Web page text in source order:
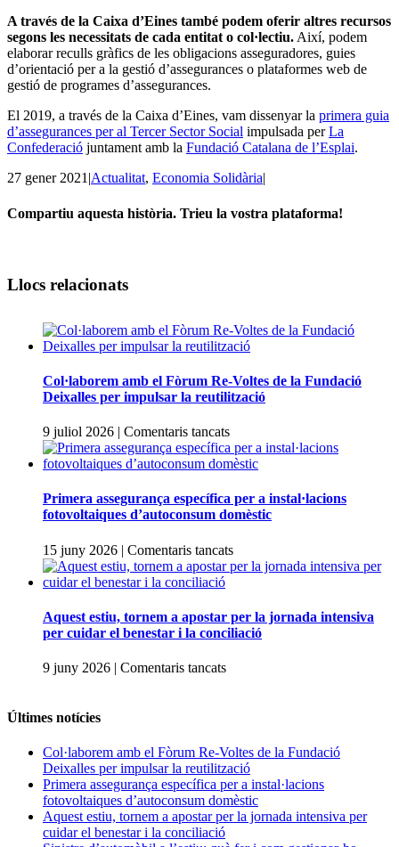
A través de la Caixa d’Eines també podem oferir altres recursos
segons les necessitats de cada entitat o col·lectiu.Així, podem
elaborar reculls gràfics de les obligacions asseguradores, guies
d’orientació per a la gestió d’assegurances o plataformes web de
gestió de programes d’assegurances.
El 2019, a través de la Caixa d’Eines, vam dissenyar la primera guia
d’assegurances per al Tercer Sector Social impulsada perLa
Confederació juntament amb la Fundació Catalana de l’Esplai.
27 gener 2021|Actualitat, Economia Solidària|
Compartiu aquesta història. Trieu la vostra plataforma!
Llocs relacionats
Col·laborem amb el Fòrum Re-Voltes de la Fundació
Deixalles per impulsar la reutilització
9 juliol 2026 | Comentaris tancatsa
Col·laborem
amb
Fòrum
Re-
la
Fundació
impulsar
la
Primera assegurança específica per a instal·lacions
fotovoltaiques d’autoconsum domèstic
15 juny 2026 | Comentaris tancatsa
Primera
per
a
Aquest estiu, tornem a apostar per la jornada intensiva
per cuidar el benestar i la conciliació
9 juny 2026 | Comentaris tancatsa
apostar
per
la
jornada
intensiva
per
cuidar
Últimes notícies
Col·laborem amb el Fòrum Re-Voltes de la Fundació
Deixalles per impulsar la reutilització
Primera assegurança específica per a instal·lacions
fotovoltaiques d’autoconsum domèstic
Aquest estiu, tornem a apostar per la jornada intensiva per
cuidar el benestar i la conciliació